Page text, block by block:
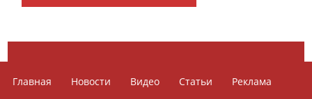
Главная Новости Видео Статьи
Реклама